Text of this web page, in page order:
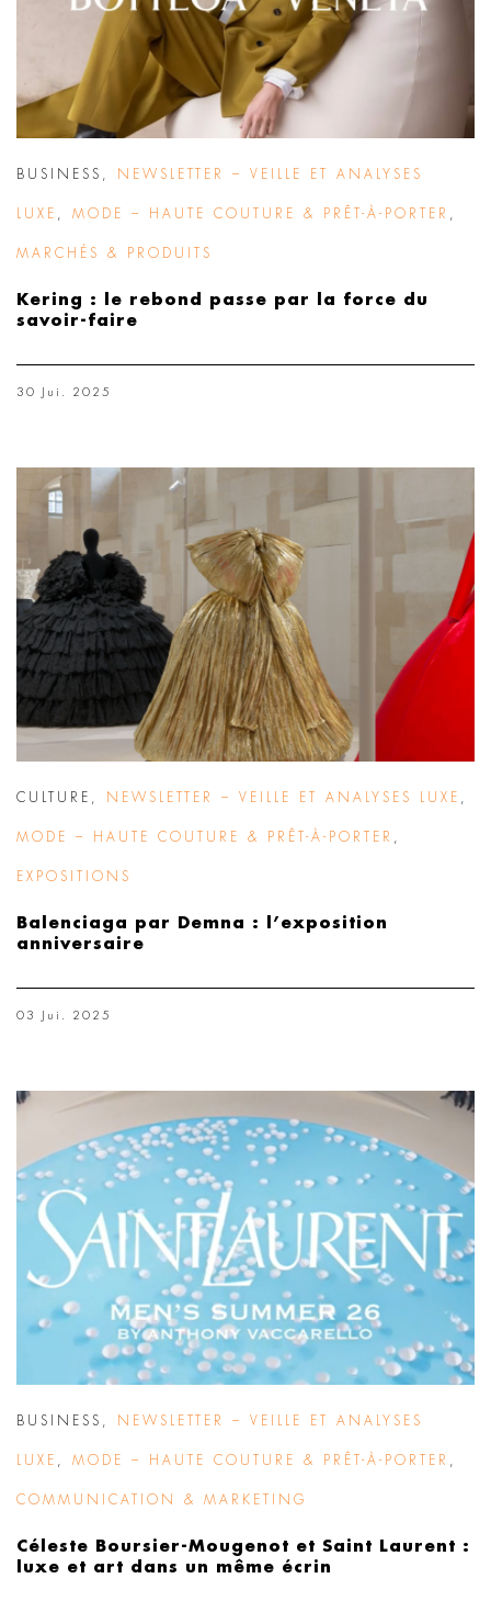
BUSINESS NEWSLETTER – VEILLE ET ANALYSES
LUXE MODE – HAUTE COUTURE & PRÊT-À-PORTER
MARCHÉS & PRODUITS
Kering : le rebond passe par la force du
savoir-faire
30 Jui. 2025
CULTURE NEWSLETTER – VEILLE ET ANALYSES LUXE
MODE – HAUTE COUTURE & PRÊT-À-PORTER
EXPOSITIONS
Balenciaga par Demna : l’exposition
anniversaire
03 Jui. 2025
BUSINESS NEWSLETTER – VEILLE ET ANALYSES
LUXE MODE – HAUTE COUTURE & PRÊT-À-PORTER
COMMUNICATION & MARKETING
Céleste Boursier-Mougenot et Saint Laurent :
luxe et art dans un même écrin